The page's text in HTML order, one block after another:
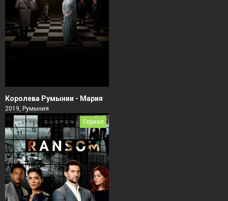
Королева Румынии - Мария
2019, Румыния
Сериал